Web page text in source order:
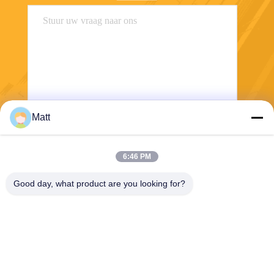
Matt
6:46 PM
Good day, what product are you looking for?